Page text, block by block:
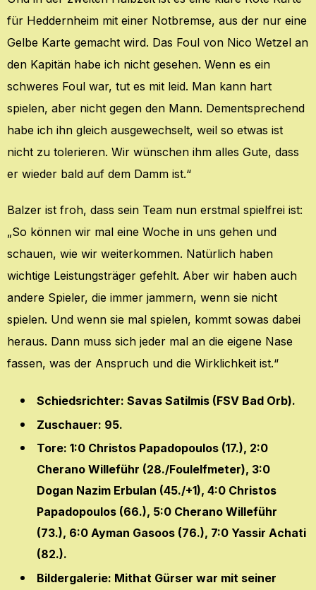
für Heddernheim mit einer Notbremse, aus der nur eine
Gelbe Karte gemacht wird. Das Foul von Nico Wetzel an
den Kapitän habe ich nicht gesehen. Wenn es ein
schweres Foul war, tut es mit leid. Man kann hart
spielen, aber nicht gegen den Mann. Dementsprechend
habe ich ihn gleich ausgewechselt, weil so etwas ist
nicht zu tolerieren. Wir wünschen ihm alles Gute, dass
er wieder bald auf dem Damm ist.“
Balzer ist froh, dass sein Team nun erstmal spielfrei ist:
„So können wir mal eine Woche in uns gehen und
schauen, wie wir weiterkommen. Natürlich haben
wichtige Leistungsträger gefehlt. Aber wir haben auch
andere Spieler, die immer jammern, wenn sie nicht
spielen. Und wenn sie mal spielen, kommt sowas dabei
heraus. Dann muss sich jeder mal an die eigene Nase
fassen, was der Anspruch und die Wirklichkeit ist.“
Schiedsrichter: Savas Satilmis (FSV Bad Orb).
Zuschauer: 95.
Tore: 1:0 Christos Papadopoulos (17.), 2:0
Cherano Willeführ (28./Foulelfmeter), 3:0
Dogan Nazim Erbulan (45./+1), 4:0 Christos
Papadopoulos (66.), 5:0 Cherano Willeführ
(73.), 6:0 Ayman Gasoos (76.), 7:0 Yassir Achati
(82.).
Bildergalerie: Mithat Gürser war mit seiner